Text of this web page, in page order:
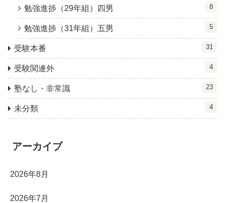
勉強進捗（29年組）四男 8
勉強進捗（31年組）五男 5
受験本番 31
受験関連外 4
塾なし・非常識 23
未分類 4
アーカイブ
2026年8月
2026年7月